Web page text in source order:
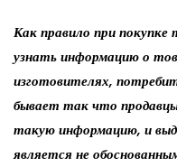
Как правило при
узнать информацию о
изготовителях,
бывает так что
такую информацию, и
является не